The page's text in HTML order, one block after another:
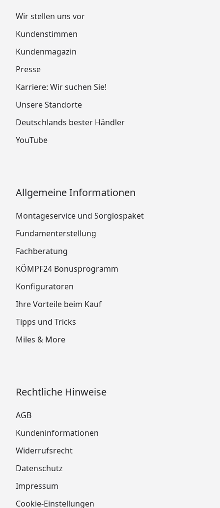
Wir stellen uns vor
Kundenstimmen
Kundenmagazin
Presse
Karriere: Wir suchen Sie!
Unsere Standorte
Deutschlands bester Händler
YouTube
Allgemeine Informationen
Montageservice und Sorglospaket
Fundamenterstellung
Fachberatung
KÖMPF24 Bonusprogramm
Konfiguratoren
Ihre Vorteile beim Kauf
Tipps und Tricks
Miles & More
Rechtliche Hinweise
AGB
Kundeninformationen
Widerrufsrecht
Datenschutz
Impressum
Cookie-Einstellungen